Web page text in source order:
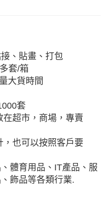
、貼畫、打包
套/箱
大貨時間
套
超市，商場，專賣
也可以按照客戶要
體育用品、IT產品、服
飾品等各類行業.